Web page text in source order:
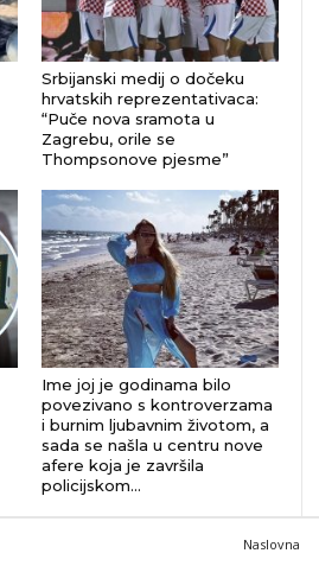
Srbijanski medij o dočeku
hrvatskih reprezentativaca:
“Puče nova sramota u
Zagrebu, orile se
Thompsonove pjesme”
Ime joj je godinama bilo
povezivano s kontroverzama
i burnim ljubavnim životom, a
sada se našla u centru nove
afere koja je završila
policijskom...
Naslovna